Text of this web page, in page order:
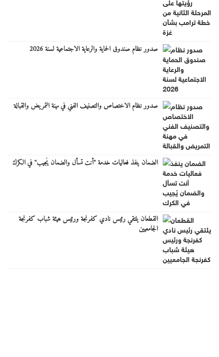
صدور نظام صندوق الحماية والرعاية الاجتماعية لسنة 2026
صدور نظام الاختصاص والتصنيف الفني في مهنة التمريض والقبالة
الضمان ينفذ فعاليات خدمة "أنت تسأل والضمان يُجيب" في الكرك
القطعان يلتقي رئيس نادي كفرنجة ورئيس هيئة شباب كفرنجة
الجامعيين